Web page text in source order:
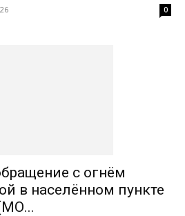
0
с огнём
в населённом пункте